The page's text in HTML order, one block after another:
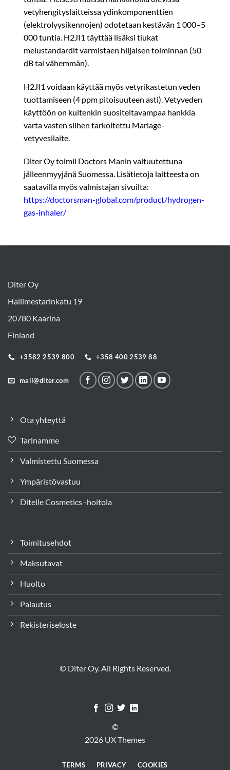
vetyhengityslaitteissa ydinkomponenttien
(elektrolyysikennojen) odotetaan kestävän 1 000–5
000 tuntia. H2JI1 täyttää lisäksi tiukat
melustandardit varmistaen hiljaisen toiminnan (50
dB tai vähemmän).
H2JI1 voidaan käyttää myös vetyrikastetun veden
tuottamiseen (4 ppm pitoisuuteen asti). Vetyveden
käyttöön on kuitenkin suositeltavampaa hankkia
varta vasten siihen tarkoitettu Mariage-
vetyvesilaite
Diter Oy toimii Doctors Manin valtuutettuna
jälleenmyyjänä Suomessa. Lisätietoja laitteesta on
saatavilla myös valmistajan sivuilta:
https://doctorsman-global.com/product/hydrogen-
gas-inhaler/
Diter Oy
Hallimestarinkatu 19
20780 Kaarina
Finland
+3582 2539 800 +358 400 2539 88
mail@diter.com
Ota yhteyttä
Tarinamme
Valmistettu Suomessa
Ympäristövastuu
Ditelle Cosmetics -hoitola
Toimitusehdot
Maksutavat
Huolto
Palautus
Rekisteriseloste
© Diter Oy. All Rights Reserved.
©
2026 UX Themes
TERMS PRIVACY COOKIES